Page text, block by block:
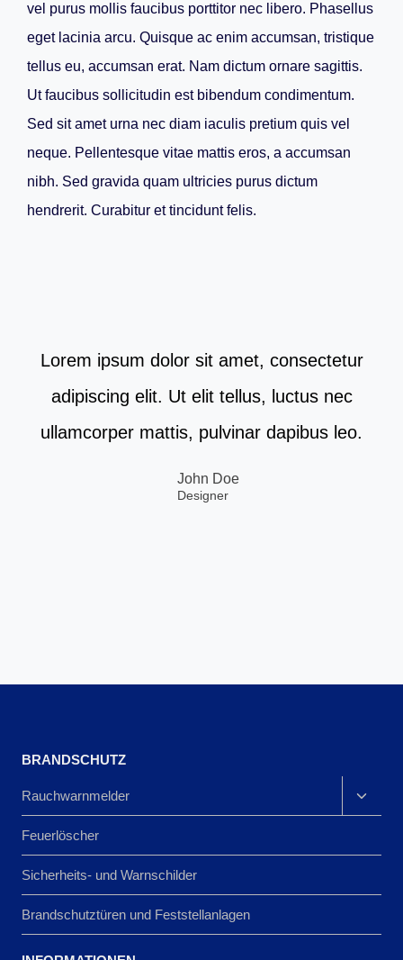
vel purus mollis faucibus porttitor nec libero. Phasellus
eget lacinia arcu. Quisque ac enim accumsan, tristique
tellus eu, accumsan erat. Nam dictum ornare sagittis.
Ut faucibus sollicitudin est bibendum condimentum.
Sed sit amet urna nec diam iaculis pretium quis vel
neque. Pellentesque vitae mattis eros, a accumsan
nibh. Sed gravida quam ultricies purus dictum
hendrerit. Curabitur et tincidunt felis.
Lorem ipsum dolor sit amet, consectetur
adipiscing elit. Ut elit tellus, luctus nec
ullamcorper mattis, pulvinar dapibus leo.
John Doe
Designer
BRANDSCHUTZ
Rauchwarnmelder
Feuerlöscher
Sicherheits- und Warnschilder
Brandschutztüren und Feststellanlagen